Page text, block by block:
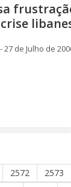
de Julho de
2572 2573